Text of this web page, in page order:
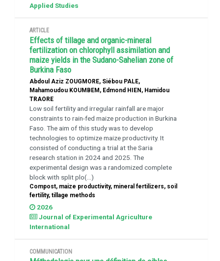
Applied Studies
ARTICLE
Effects of tillage and organic-mineral
fertilization on chlorophyll assimilation and
maize yields in the Sudano-Sahelian zone of
Burkina Faso
Abdoul Aziz ZOUGMORE, Siébou PALE,
Mahamoudou KOUMBEM, Edmond HIEN, Hamidou
TRAORE
Low soil fertility and irregular rainfall are major
constraints to rain-fed maize production in Burkina
Faso. The aim of this study was to develop
technologies to optimize maize productivity. It
consisted of conducting a trial at the Saria
research station in 2024 and 2025. The
experimental design was a randomized complete
block with split plo(...)
Compost, maize productivity, mineral fertilizers, soil
fertility, tillage methods
2026
Journal of Experimental Agriculture
International
COMMUNICATION